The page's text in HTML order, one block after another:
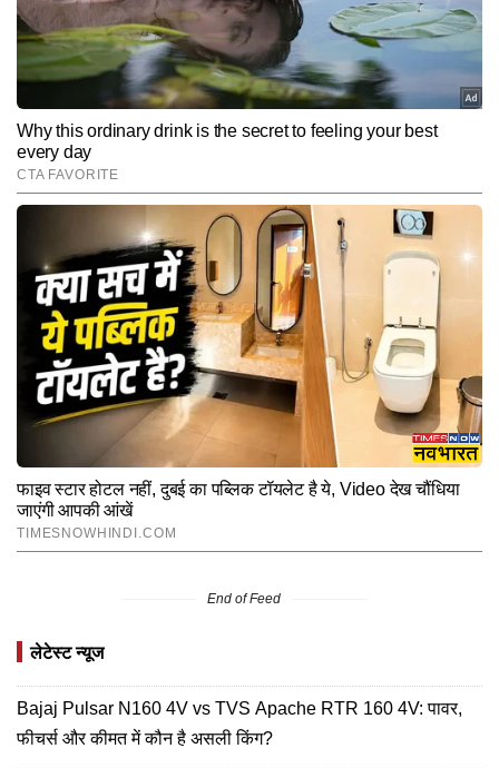
End of Feed
लेटेस्ट न्यूज
Bajaj Pulsar N160 4V vs TVS Apache RTR 160 4V: पावर,
फीचर्स और कीमत में कौन है असली किंग?